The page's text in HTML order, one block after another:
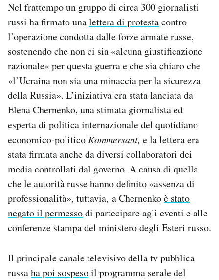
Nel frattempo un gruppo di circa 300 giornalisti
russi ha firmato unalettera di protestacontro
l’operazione condotta dalle forze armate russe,
sostenendo che non ci sia «alcuna giustificazione
razionale» per questa guerra e che sia chiaro che
«l’Ucraina non sia una minaccia per la sicurezza
della Russia». L’iniziativa era stata lanciata da
Elena Chernenko, una stimata giornalista ed
esperta di politica internazionale del quotidiano
economico-politicoKommersant, e la lettera era
stata firmata anche da diversi collaboratori dei
media controllati dal governo. A causa di quella
che le autorità russe hanno definito «assenza di
professionalità», tuttavia, a Chernenkoè stato
negato il permessodi partecipare agli eventi e alle
conferenze stampa del ministero degli Esteri russo.
Il principale canale televisivo della tv pubblica
russaha poi sospesoil programma serale del